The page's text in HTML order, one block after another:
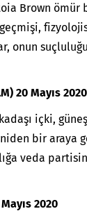
Brown ömür
onun
20 Mayıs 2020
içki,
bir araya
veda
2020